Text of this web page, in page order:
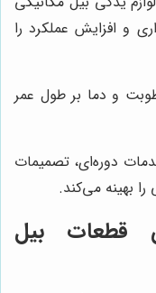
و افزایش عملکرد را
و دما بر طول عمر
دوره‌ای، تصمیمات
بهینه می‌کند.
قطعات بیل